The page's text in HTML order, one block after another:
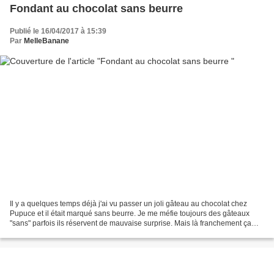
Fondant au chocolat sans beurre
Publié le 16/04/2017 à 15:39
Par MelleBanane
Il y a quelques temps déjà j'ai vu passer un joli gâteau au chocolat chez
Pupuce et il était marqué sans beurre. Je me méfie toujours des gâteaux
"sans" parfois ils réservent de mauvaise surprise. Mais là franchement ça